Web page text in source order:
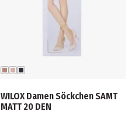
WILOX Damen Söckchen SAMT
MATT 20 DEN